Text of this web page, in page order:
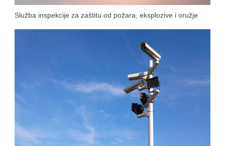
Služba inspekcije za zaštitu od požara, eksplozive i oružje